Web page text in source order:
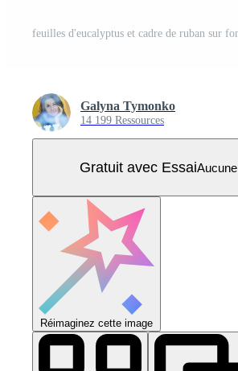
feuilles d'eucalyptus et cadre de ruban sur
Galyna Tymonko
14 199 Ressources
Gratuit avec Essai
Réimaginez cette image